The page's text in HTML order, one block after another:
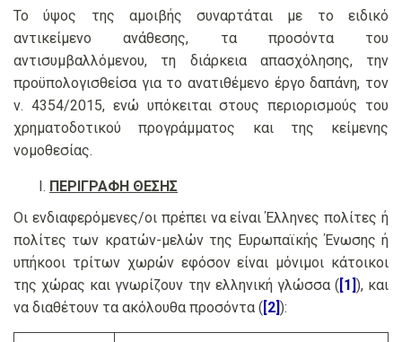
Το ύψος της αμοιβής συναρτάται με το ειδικό
αντικείμενο ανάθεσης, τα προσόντα του
αντισυμβαλλόμενου, τη διάρκεια απασχόλησης, την
προϋπολογισθείσα για το ανατιθέμενο έργο δαπάνη, τον
ν. 4354/2015, ενώ υπόκειται στους περιορισμούς του
χρηματοδοτικού προγράμματος και της κείμενης
νομοθεσίας.
ΠΕΡΙΓΡΑΦΗ ΘΕΣΗΣ
Οι ενδιαφερόμενες/οι πρέπει να είναι Έλληνες πολίτες ή
πολίτες των κρατών-μελών της Ευρωπαϊκής Ένωσης ή
υπήκοοι τρίτων χωρών εφόσον είναι μόνιμοι κάτοικοι
της χώρας και γνωρίζουν την ελληνική γλώσσα ([1]), και
να διαθέτουν τα ακόλουθα προσόντα ([2]):